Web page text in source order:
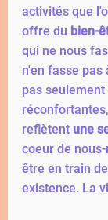
activités que
offre du bien-
qui ne nous
n'en fasse pas
pas
reflètent une
coeur de
être en train
existence. La